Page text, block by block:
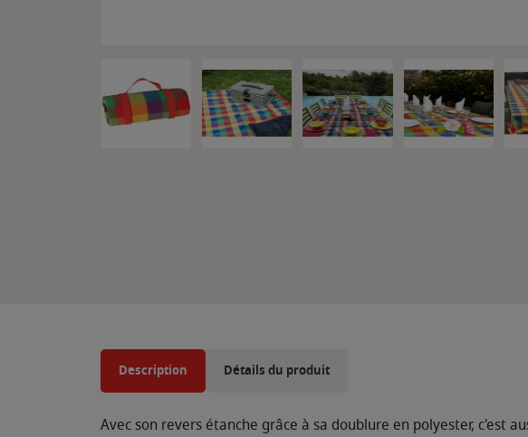
Description Détails du produit
Avec son revers étanche grâce à sa doublure en polyester, c'est